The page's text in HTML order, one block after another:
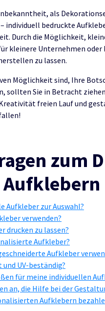
als
individuell bedruckte
Durch die Möglichkeit,
kleinere Unternehmen
zu lassen.
Möglichkeit sind, Ihre
sollten Sie in Betracht
freien Lauf und
zum
Aufkleber zur Auswahl?
verwenden?
drucken zu lassen?
Aufkleber?
Aufkleber
UV-beständig?
für meine individuellen
an, die Hilfe bei der
Aufklebern